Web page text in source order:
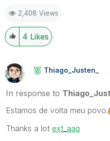
Skype: justen.thiago
2,408 Views
4 Likes
Thiago_Justen_
In response to
Estamos de volta meu povo.
Thanks a lot ext_aaq